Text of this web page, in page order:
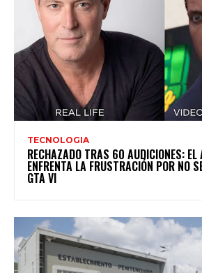
TECNOLOGIA
RECHAZADO TRAS 60 AUDICIONES: EL
ENFRENTA LA FRUSTRACIÓN POR NO
GTA VI